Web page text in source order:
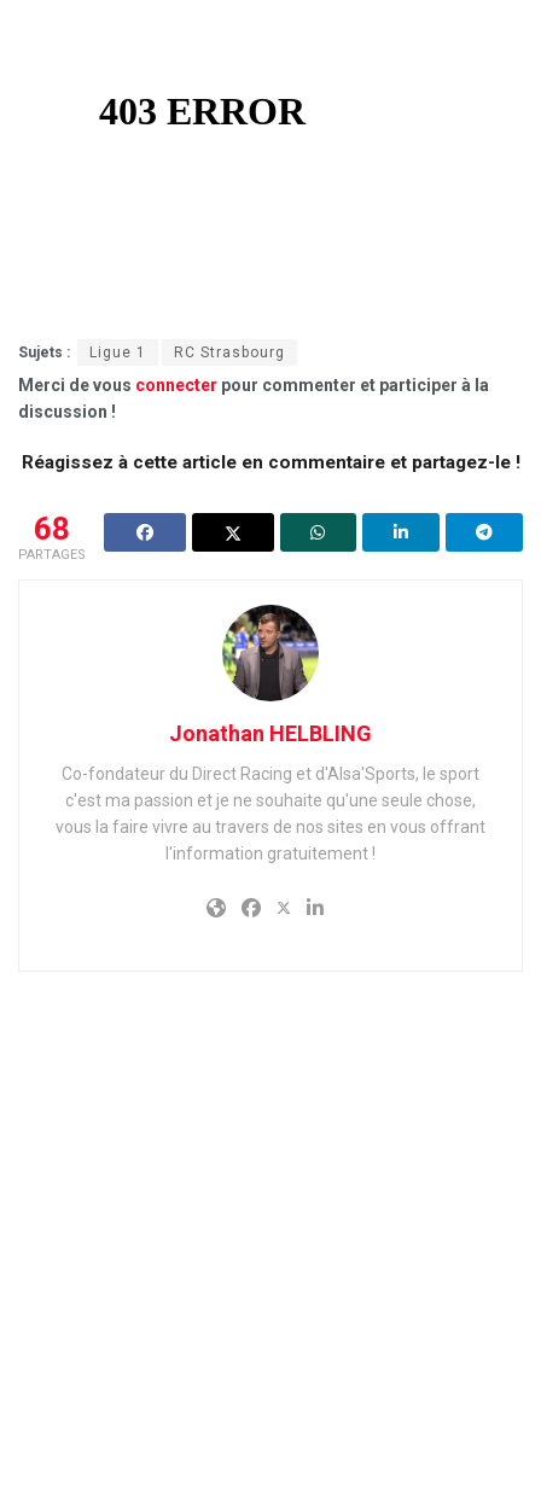
Sujets : Ligue 1 RC Strasbourg
Merci de vous connecter pour commenter et participer à la
discussion !
Réagissez à cette article en commentaire et partagez-le !
68
PARTAGES
Jonathan HELBLING
Co-fondateur du Direct Racing et d'Alsa'Sports, le sport
c'est ma passion et je ne souhaite qu'une seule chose,
vous la faire vivre au travers de nos sites en vous offrant
l'information gratuitement !